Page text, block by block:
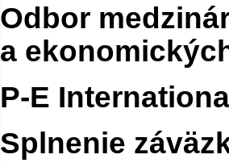
Odbor
a
P-E
Splnenie